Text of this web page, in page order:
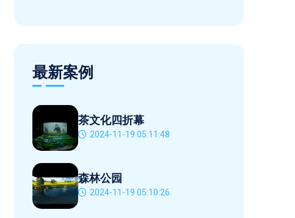
最新案例
茶文化四折幕
2024-11-19 05:11:48
森林公园
2024-11-19 05:10:26